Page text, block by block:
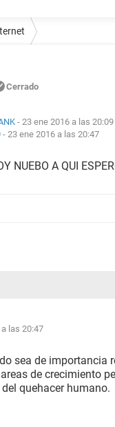
Cerrado
- 23 ene 2016 a las 20:09
- 23 ene 2016 a las 20:47
NUEBO A QUI
las 20:47
sea de importancia
de crecimiento
quehacer humano.